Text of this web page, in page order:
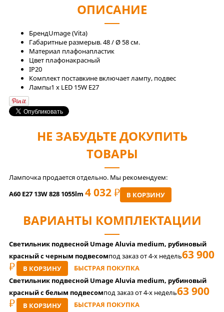
ОПИСАНИЕ
БрендUmage (Vita)
Габаритные размерыв. 48 / Ø 58 см.
Материал плафонапластик
Цвет плафонакрасный
IP20
Комплект поставкине включает лампу, подвес
Лaмпы1 x LED 15W E27
НЕ ЗАБУДЬТЕ ДОКУПИТЬ
ТОВАРЫ
Лампочка продается отдельно. Мы рекомендуем:
A60 E27 13W 828 1055lm 4 032 РУБ В КОРЗИНУ
ВАРИАНТЫ КОМПЛЕКТАЦИИ
Светильник подвесной Umage Aluvia medium, рубиновый
красный с черным подвесомпод заказ от 4-x недель63 900
РУБ В КОРЗИНУ
БЫСТРАЯ ПОКУПКА
Светильник подвесной Umage Aluvia medium, рубиновый
красный с белым подвесомпод заказ от 4-x недель63 900
РУБ В КОРЗИНУ
БЫСТРАЯ ПОКУПКА